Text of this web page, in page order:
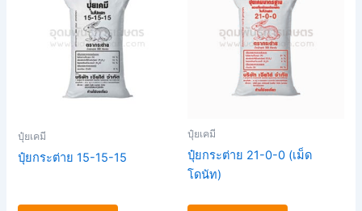
ปุ๋ยเคมี
ปุ๋ยกระต่าย 15-15-15
ปุ๋ยเคมี
ปุ๋ยกระต่าย 21-0-0 (เม็ด
โดนัท)